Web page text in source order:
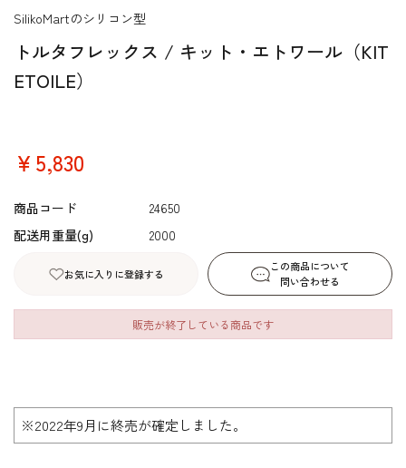
トルタフレックス / キット・エトワール（KIT
ETOILE）
SilikoMartのシリコン型
￥5,830
商品コード
24650
配送用重量(g)
2000
お気に入りに登録する
この商品について
問い合わせる
販売が終了している商品です
※2022年9月に終売が確定しました。